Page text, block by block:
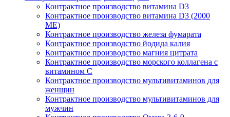
Контрактное производство витамина D3
Контрактное производство витамина D3 (2000
МЕ)
Контрактное производство железа фумарата
Контрактное производство йодида калия
Контрактное производство магния цитрата
Контрактное производство морского коллагена с
витамином С
Контрактное производство мультивитаминов для
женщин
Контрактное производство мультивитаминов для
мужчин